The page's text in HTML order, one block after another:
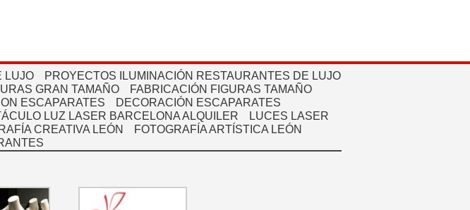
LUJO
PROYECTOS ILUMINACIÓN RESTAURANTES DE LUJO
GRAN TAMAÑO
FABRICACIÓN FIGURAS TAMAÑO
ESCAPARATES
DECORACIÓN ESCAPARATES
LUZ LASER BARCELONA ALQUILER
LUCES LASER
CREATIVA LEÓN
FOTOGRAFÍA ARTÍSTICA LEÓN